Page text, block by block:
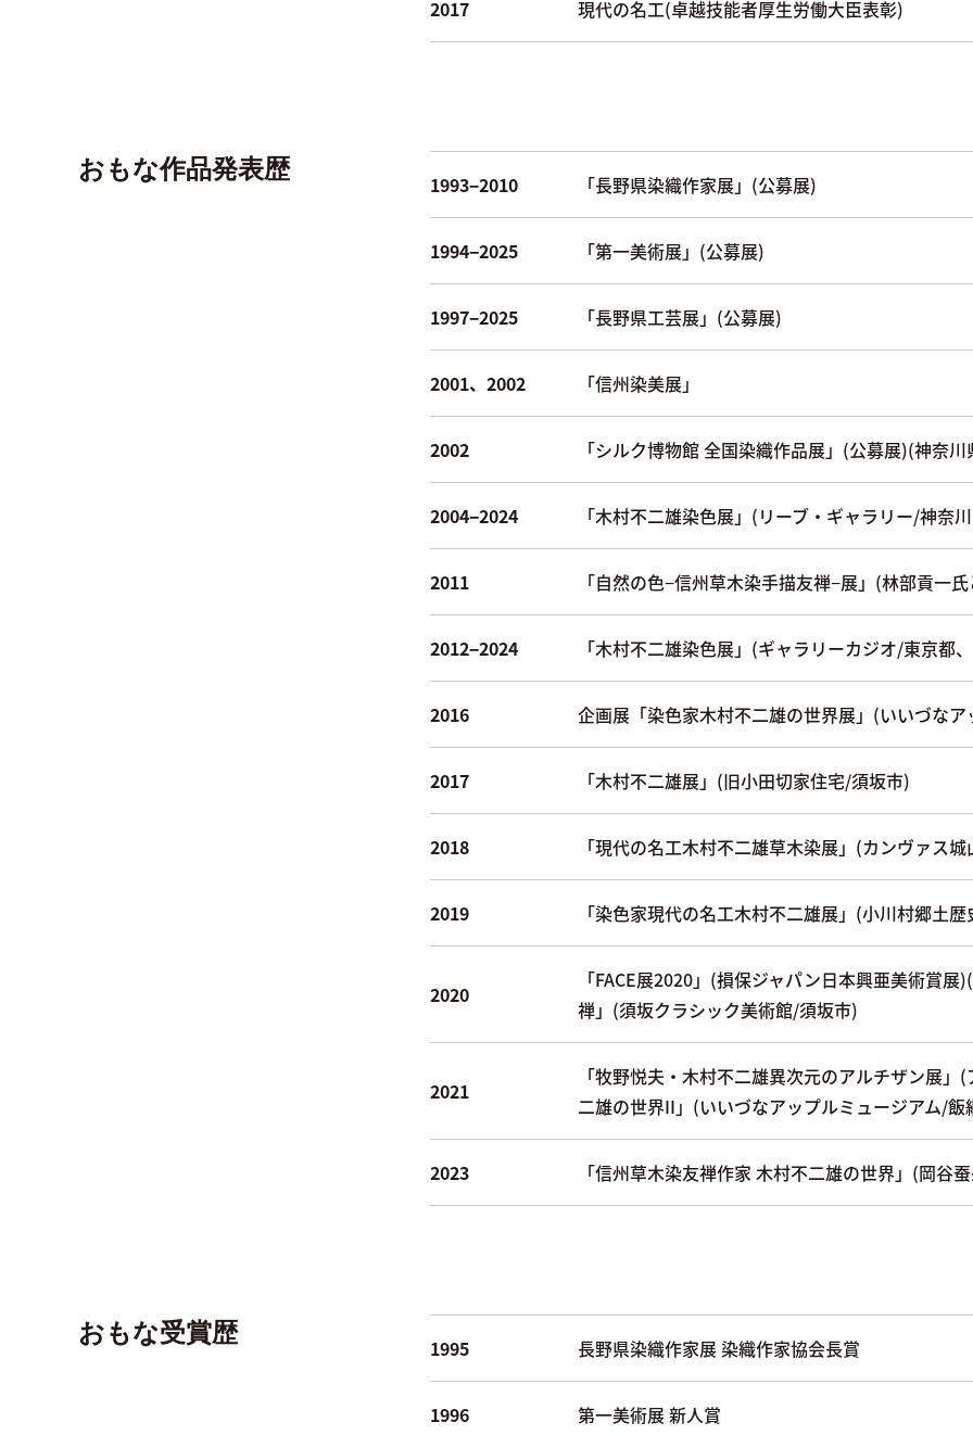
2017 現代の名工(卓越技能者厚生労働大臣表彰)
おもな作品発表歴 1993−2010 「長野県染織作家展」(公募展)
1994−2025 「第一美術展」(公募展)
1997−2025 「長野県工芸展」(公募展)
2001、2002 「信州染美展」
2002 「シルク博物館 全国染織作品展」(公募展)(神奈川
2004−2024 「木村不二雄染色展」(リーブ・ギャラリー/神奈
2011 「自然の色−信州草木染手描友禅−展」(林部貢一
2012−2024 「木村不二雄染色展」(ギャラリーカジオ/東京都
2016 企画展「染色家木村不二雄の世界展」(いいづな
2017 「木村不二雄展」(旧小田切家住宅/須坂市)
2018 「現代の名工木村不二雄草木染展」(カンヴァス
2019 「染色家現代の名工木村不二雄展」(小川村郷土
2020
「FACE展2020」(損保ジャパン日本興亜美術賞
禅」(須坂クラシック美術館/須坂市)
2021
「牧野悦夫・木村不二雄異次元のアルチザン展
二雄の世界II」(いいづなアップルミュージアム/飯
2023 「信州草木染友禅作家 木村不二雄の世界」(岡谷
おもな受賞歴 1995 長野県染織作家展 染織作家協会長賞
1996 第一美術展 新人賞